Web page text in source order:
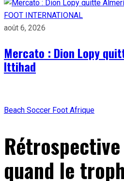
FOOT INTERNATIONAL
août 6, 2026
Mercato : Dion Lopy
Ittihad
Beach Soccer Foot Afrique
quand le